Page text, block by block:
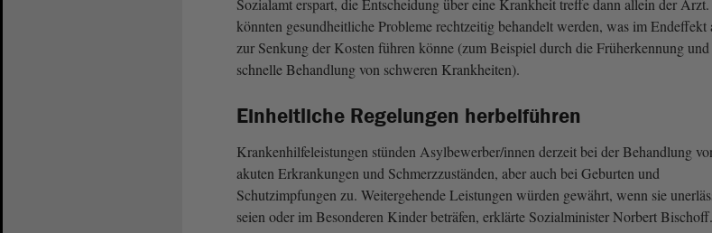
könnten gesundheitliche Probleme rechtzeitig behandelt werden, was im Endeffekt
zur Senkung der Kosten führen könne (zum Beispiel durch die Früherkennung und
schnelle Behandlung von schweren Krankheiten).
Einheitliche Regelungen herbeiführen
Krankenhilfeleistungen stünden Asylbewerber/innen derzeit bei der Behandlung
akuten Erkrankungen und Schmerzzuständen, aber auch bei Geburten und
Schutzimpfungen zu. Weitergehende Leistungen würden gewährt, wenn sie
seien oder im Besonderen Kinder beträfen, erklärte Sozialminister Norbert